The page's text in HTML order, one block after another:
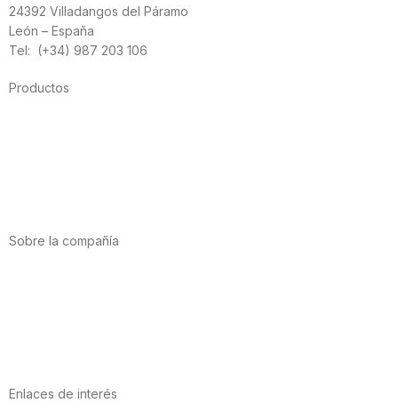
24392 Villadangos del Páramo
León – España
Tel: (+34) 987 203 106
Productos
Sobre la compañía
Enlaces de interés